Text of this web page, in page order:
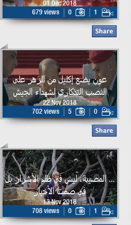
01 Dec 2018
679 views
0 1
عون يضع إكليل من الزهر على
النصب التذكاري لشهداء الجيش
22 Nov 2018
702 views
5 0
... المصيبة، ليس في ظلم الأشرار بل
في صمت الأخيار
13 Nov 2018
708 views
0 1